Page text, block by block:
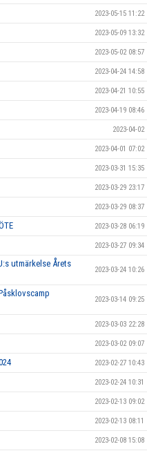
2023-05-15 11:22
2023-05-09 13:32
2023-05-02 08:57
2023-04-24 14:58
2023-04-21 10:55
2023-04-19 08:46
2023-04-02
2023-04-01 07:02
2023-03-31 15:35
2023-03-29 23:17
2023-03-29 08:37
2023-03-28 06:19
2023-03-27 09:34
utmärkelse Årets
2023-03-24 10:26
2023-03-14 09:25
2023-03-03 22:28
2023-03-02 09:07
2023-02-27 10:43
2023-02-24 10:31
2023-02-13 09:02
2023-02-13 08:11
2023-02-08 15:08